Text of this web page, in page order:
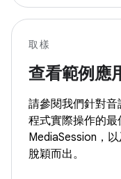
取樣
查看範例應
請參閱我們針對
程式實際操作的
MediaSession，
脫穎而出。